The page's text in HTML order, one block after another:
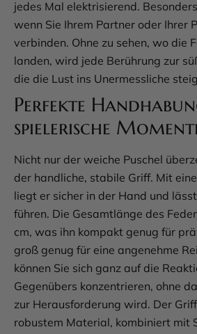
jedes Mal elektrisierend.
wenn Sie Ihrem Partner oder Ihrer
verbinden. Ohne zu sehen, wo die
landen, wird jede Berührung zur
die die Lust ins Unermessliche
Perfekte
spielerische
Nicht nur der weiche Puschel
der handliche, stabile Griff. Mit
liegt er sicher in der Hand und
führen. Die Gesamtlänge des
cm, was ihn kompakt genug für
groß genug für eine angenehme
können Sie sich ganz auf die
Gegenübers konzentrieren, ohne
zur Herausforderung wird. Der
robustem Material, kombiniert mit